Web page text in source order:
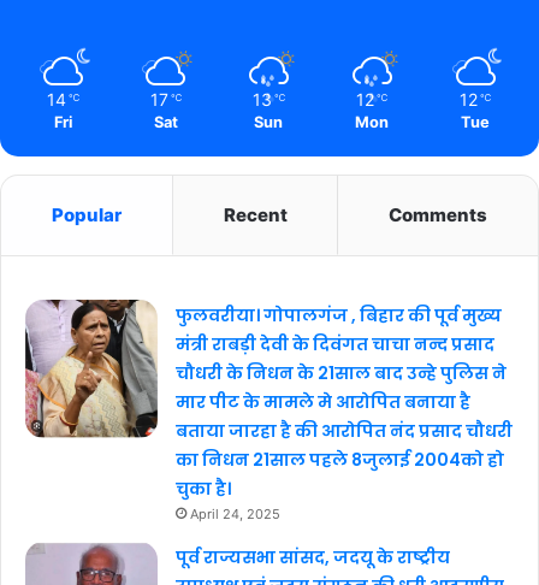
14 ℃
Fri
17 ℃
Sat
13 ℃
Sun
12 ℃
Mon
12 ℃
Tue
Popular Recent Comments
फुलवरीया। गोपालगंज , बिहार की पूर्व मुख्य
मंत्री राबड़ी देवी के दिवंगत चाचा नन्द प्रसाद
चौधरी के निधन के 21साल बाद उन्हे पुलिस ने
मार पीट के मामले मे आरोपित बनाया है
बताया जारहा है की आरोपित नंद प्रसाद चौधरी
का निधन 21साल पहले 8जुलाई 2004को हो
चुका है।
April 24, 2025
पूर्व राज्यसभा सांसद, जदयू के राष्ट्रीय